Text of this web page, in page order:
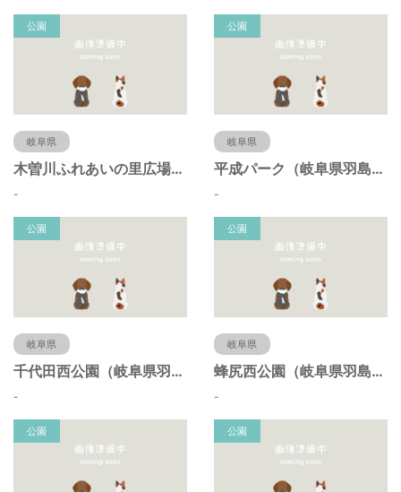
公園
岐阜県
木曽川ふれあいの里広場（岐阜県羽島市）
-
公園
岐阜県
平成パーク（岐阜県羽島市）
-
公園
岐阜県
千代田西公園（岐阜県羽島市）
-
公園
岐阜県
蜂尻西公園（岐阜県羽島市）
-
公園 公園